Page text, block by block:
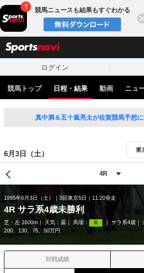
競馬ニュースも結果もすぐわかる
ログイン
競馬トップ 日程・結果 動画 ニュ
真中満＆五十嵐亮太が佐賀競馬予想に
6月3日（土） 東
1995年6月3日（土） 3回東京5日 11:20発走
4R サラ系4歳未勝利
芝・左 1600m 天気： 曇 馬場： 良 サラ系4歳
200、130、75、50万円
対戦成績